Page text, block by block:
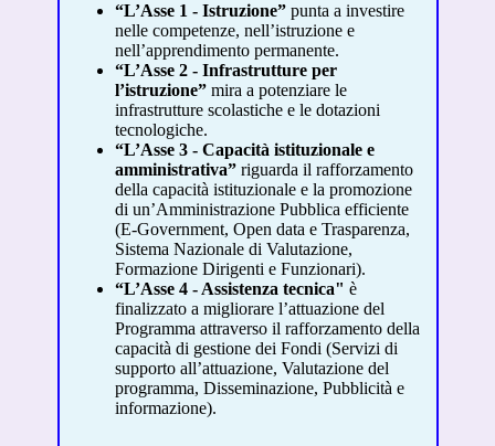
“L’Asse 1 - Istruzione” punta a investire
nelle competenze, nell’istruzione e
nell’apprendimento permanente.
“L’Asse 2 - Infrastrutture per
l’istruzione” mira a potenziare le
infrastrutture scolastiche e le dotazioni
tecnologiche.
“L’Asse 3 - Capacità istituzionale e
amministrativa” riguarda il rafforzamento
della capacità istituzionale e la promozione
di un’Amministrazione Pubblica efficiente
(E-Government, Open data e Trasparenza,
Sistema Nazionale di Valutazione,
Formazione Dirigenti e Funzionari).
“L’Asse 4 - Assistenza tecnica" è
finalizzato a migliorare l’attuazione del
Programma attraverso il rafforzamento della
capacità di gestione dei Fondi (Servizi di
supporto all’attuazione, Valutazione del
programma, Disseminazione, Pubblicità e
informazione).